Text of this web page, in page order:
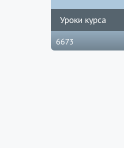
Уроки курса
6673